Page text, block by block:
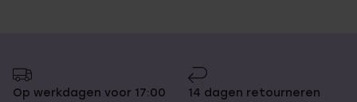
Op werkdagen voor 17:00
14 dagen retourneren